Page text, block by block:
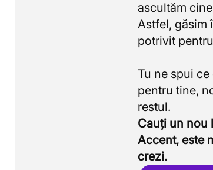
ascultăm
Astfel, găsim
potrivit
Tu ne spui
pentru tine,
Cauți un nou
Accent, este
crezi.